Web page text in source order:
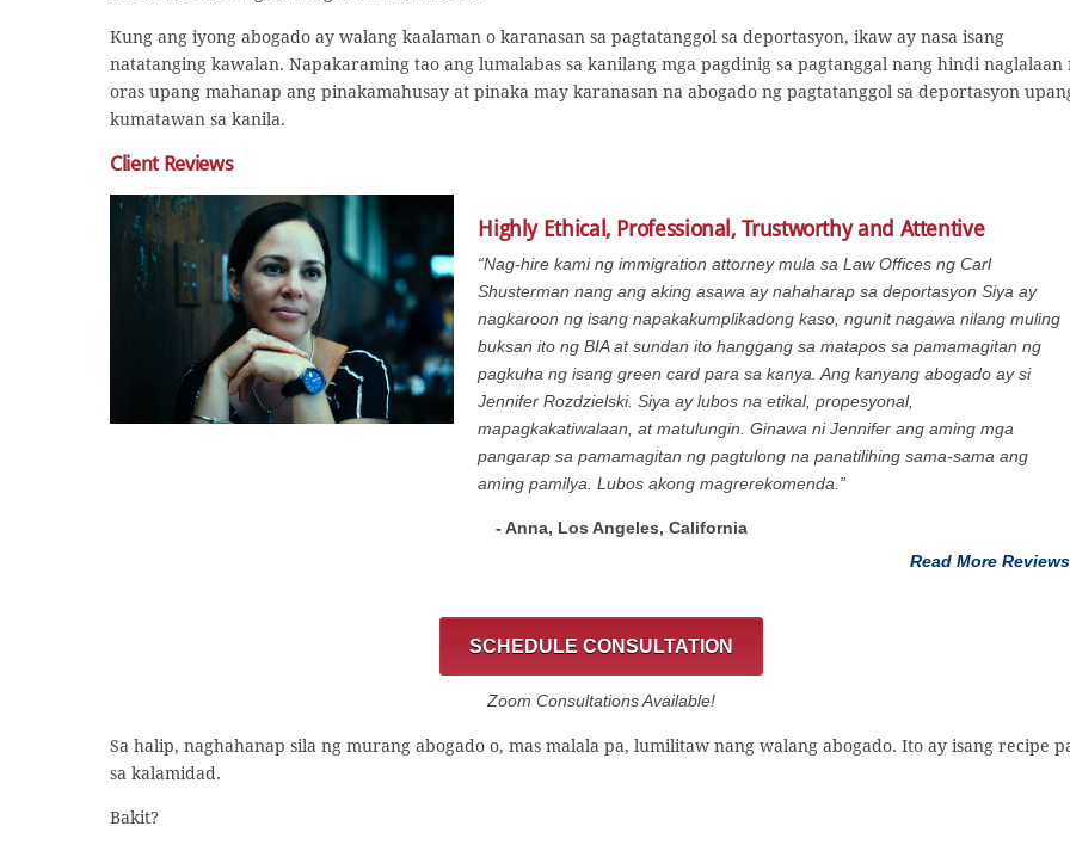
Kung ang iyong abogado ay walang kaalaman o karanasan sa pagtatanggol sa deportasyon, ikaw ay nasa isang
natatanging kawalan. Napakaraming tao ang lumalabas sa kanilang mga pagdinig sa pagtanggal nang hindi naglalaan
oras upang mahanap ang pinakamahusay at pinaka may karanasan na abogado ng pagtatanggol sa deportasyon
kumatawan sa kanila.
Client Reviews
Highly Ethical, Professional, Trustworthy and Attentive
“Nag-hire kami ng immigration attorney mula sa Law Offices ng Carl
Shusterman nang ang aking asawa ay nahaharap sa deportasyon Siya ay
nagkaroon ng isang napakakumplikadong kaso, ngunit nagawa nilang muling
buksan ito ng BIA at sundan ito hanggang sa matapos sa pamamagitan ng
pagkuha ng isang green card para sa kanya. Ang kanyang abogado ay si
Jennifer Rozdzielski. Siya ay lubos na etikal, propesyonal,
mapagkakatiwalaan, at matulungin. Ginawa ni Jennifer ang aming mga
pangarap sa pamamagitan ng pagtulong na panatilihing sama-sama ang
aming pamilya. Lubos akong magrerekomenda.”
- Anna, Los Angeles, California
Read More Reviews
SCHEDULE CONSULTATION
Zoom Consultations Available!
Sa halip, naghahanap sila ng murang abogado o, mas malala pa, lumilitaw nang walang abogado. Ito ay isang recipe
sa kalamidad.
Bakit?